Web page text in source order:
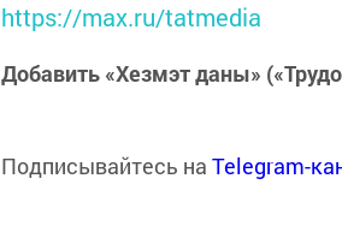
https://max.ru/tatmedia
Добавить «Хезмэт даны»
Подписывайтесь на Telegram-